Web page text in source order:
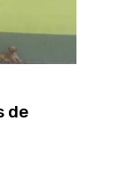
de